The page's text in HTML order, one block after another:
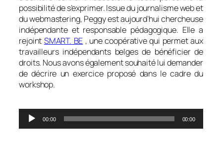
possibilité de s’exprimer. Issue du journalisme web et
du webmastering, Peggy est aujourd’hui chercheuse
indépendante et responsable pédagogique. Elle a
rejoint SMART. BE , une coopérative qui permet aux
travailleurs indépendants belges de bénéficier de
droits. Nous avons également souhaité lui demander
de décrire un exercice proposé dans le cadre du
workshop.
Lecteur
audio
00:00 00:00